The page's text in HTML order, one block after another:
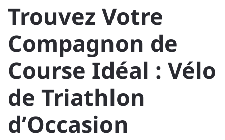
Trouvez Votre
Compagnon de
Course Idéal : Vélo
de Triathlon
d’Occasion